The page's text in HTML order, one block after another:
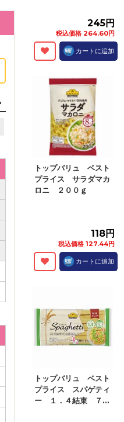
245円
税込価格 264.60円
カートに追加
トップバリュ ベスト
プライス サラダマカ
ロニ ２００ｇ
118円
税込価格 127.44円
カートに追加
トップバリュ ベスト
プライス スパゲティ
ー １．４結束 ７...